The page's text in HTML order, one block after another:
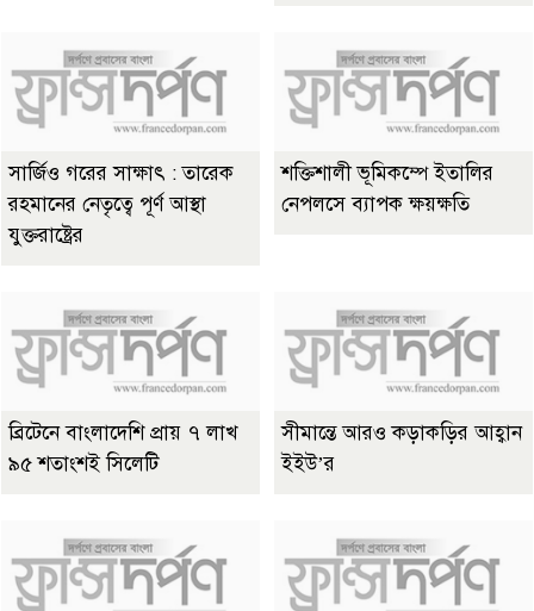
সার্জিও গরের সাক্ষাৎ : তারেক
রহমানের নেতৃত্বে পূর্ণ আস্থা
যুক্তরাষ্ট্রের
শক্তিশালী ভূমিকম্পে ইতালির
নেপলসে ব্যাপক ক্ষয়ক্ষতি
ব্রিটেনে বাংলাদেশি প্রায় ৭ লাখ
৯৫ শতাংশই সিলেটি
সীমান্তে আরও কড়াকড়ির আহ্বান
ইইউ’র